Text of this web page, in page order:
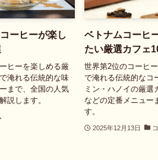
ーヒーが楽し
ヒーを楽しめる厳
淹れる伝統的な味
まで、全国の人気
説します。
ベトナムコーヒ
たい厳選カフェ
世界第2位のコーヒ
で淹れる伝統的なコ
ミン・ハノイの厳選
などの定番メニュー
す。
2025年12月13日